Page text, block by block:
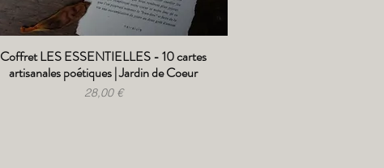
Aperçu rapide
Coffret LES ESSENTIELLES - 10 cartes
artisanales poétiques | Jardin de Coeur
Prix
28,00 €